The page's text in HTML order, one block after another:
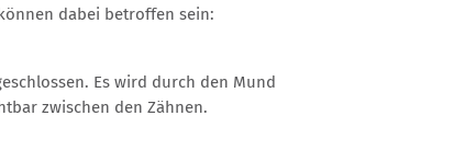
dabei betroffen sein:
Es wird durch den Mund
zwischen den Zähnen.